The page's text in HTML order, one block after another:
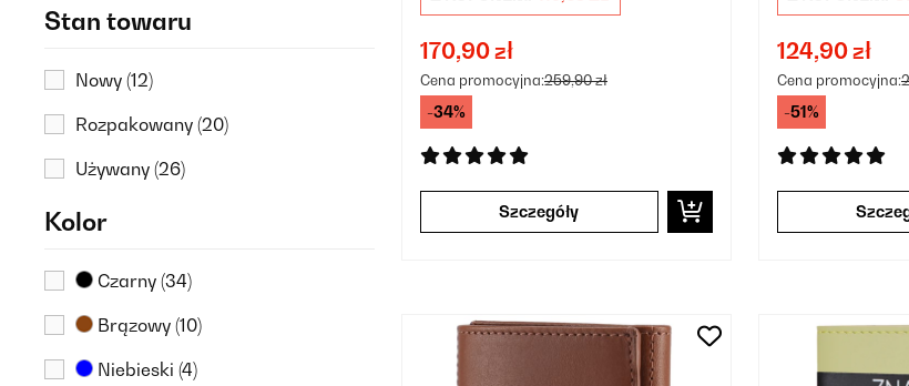
Stan towaru
Nowy (12)
Rozpakowany (20)
Używany (26)
Kolor
Czarny (34)
Brązowy (10)
Niebieski (4)
170,90 zł
Cena promocyjna:259,90 zł
-34%
Szczegóły
124,90 zł
Cena promocyjna:
-51%